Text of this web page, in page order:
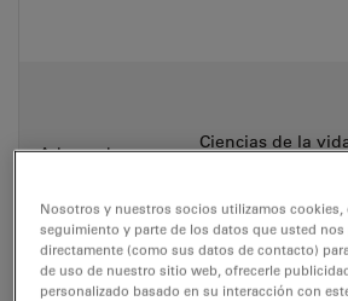
Adecuado para
Ciencias de la
Nosotros y nuestros socios utilizamos
seguimiento y parte de los datos que usted
directamente (como sus datos de contacto)
de uso de nuestro sitio web, ofrecerle
personalizado basado en su interacción con